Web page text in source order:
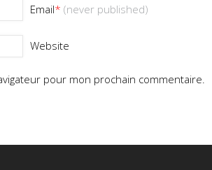
Email*(never published)
Website
pour mon prochain commentaire.